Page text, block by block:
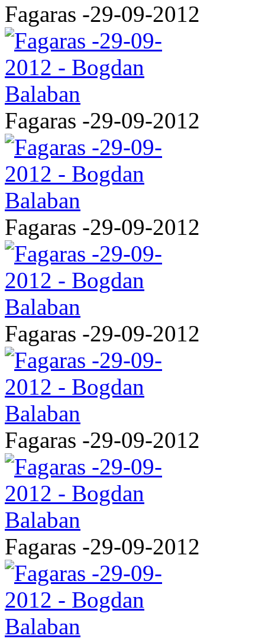
Fagaras -29-09-2012
Fagaras -29-09-2012
Fagaras -29-09-2012
Fagaras -29-09-2012
Fagaras -29-09-2012
Fagaras -29-09-2012